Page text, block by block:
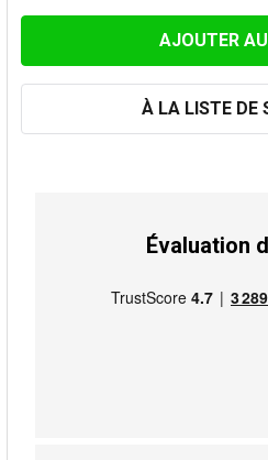
À LA LISTE DE
Évaluation